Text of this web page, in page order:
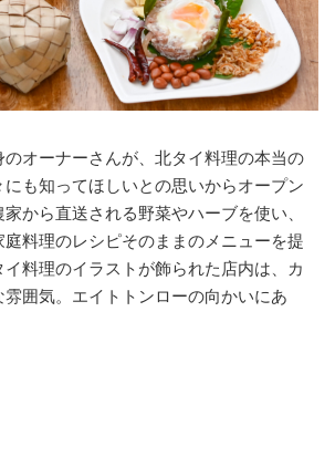
オーナーさんが、北タイ料理の本当の
も知ってほしいとの思いからオープン
から直送される野菜やハーブを使い、
料理のレシピそのままのメニューを提
料理のイラストが飾られた店内は、カ
囲気。エイトトンローの向かいにあ